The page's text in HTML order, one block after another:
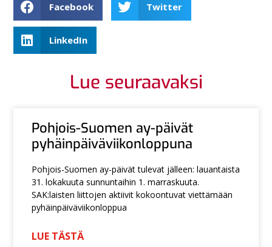
Facebook Twitter
LinkedIn
Lue seuraavaksi
Pohjois-Suomen ay-päivät
pyhäinpäiväviikonloppuna
Pohjois-Suomen ay-päivät tulevat jälleen: lauantaista
31. lokakuuta sunnuntaihin 1. marraskuuta.
SAK:laisten liittojen aktiivit kokoontuvat viettämään
pyhäinpäiväviikonloppua
LUE TÄSTÄ